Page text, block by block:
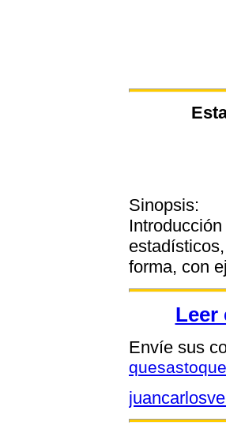
Sinopsis:
forma, con
Leer
Envíe sus